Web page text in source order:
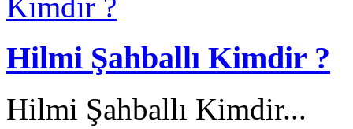
Hilmi Şahballı Kimdir ?
Hilmi Şahballı Kimdir...